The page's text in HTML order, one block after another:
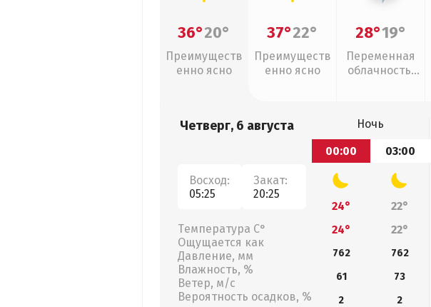
36°20°
Преимуществ
енно ясно
37°22°
Преимуществ
енно ясно
28°19°
Переменная
облачность,
Четверг, 6 августа
Восход:
05:25
Закат:
20:25
Температура С°
Ощущается как
Давление, мм
Влажность, %
Ветер, м/с
Вероятность осадков, %
Ночь
00:00
03:00
24° 22°
24°
22°
762 762
61
73
2
2